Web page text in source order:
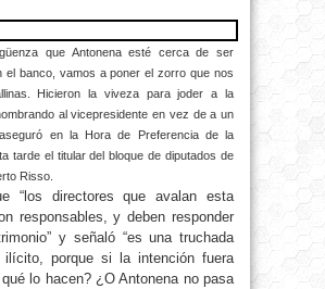
que Antonena esté cerca de ser
el banco, vamos a poner el zorro que nos
Hicieron la viveza para joder a la
al vicepresidente en vez de a un
aseguró en la Hora de Preferencia de la
tarde el titular del bloque de diputados de
Risso.
“los directores que avalan esta
responsables, y deben responder
y señaló “es una truchada
porque si la intención fuera
lo hacen? ¿O Antonena no pasa